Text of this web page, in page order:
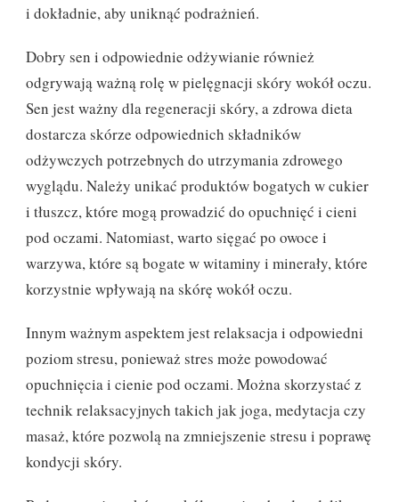
i dokładnie, aby uniknąć podrażnień.
Dobry sen i odpowiednie odżywianie również
odgrywają ważną rolę w pielęgnacji skóry wokół oczu.
Sen jest ważny dla regeneracji skóry, a zdrowa dieta
dostarcza skórze odpowiednich składników
odżywczych potrzebnych do utrzymania zdrowego
wyglądu. Należy unikać produktów bogatych w cukier
i tłuszcz, które mogą prowadzić do opuchnięć i cieni
pod oczami. Natomiast, warto sięgać po owoce i
warzywa, które są bogate w witaminy i minerały, które
korzystnie wpływają na skórę wokół oczu.
Innym ważnym aspektem jest relaksacja i odpowiedni
poziom stresu, ponieważ stres może powodować
opuchnięcia i cienie pod oczami. Można skorzystać z
technik relaksacyjnych takich jak joga, medytacja czy
masaż, które pozwolą na zmniejszenie stresu i poprawę
kondycji skóry.